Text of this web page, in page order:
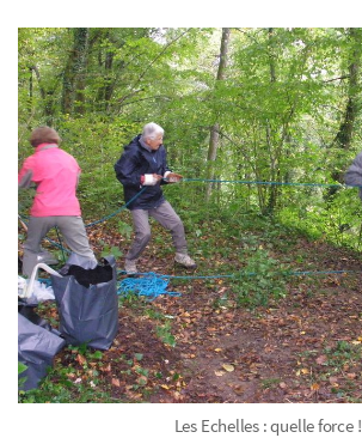
Les Echelles : quelle force !